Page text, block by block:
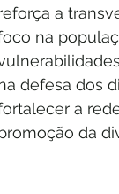
a
na
defesa dos
a
da